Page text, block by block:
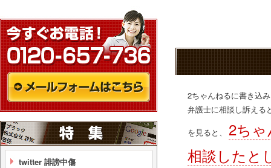
2ちゃんねるに書き込
弁護士に相談し訴える
を見ると、
2ち
相談したと
twitter 誹謗中傷